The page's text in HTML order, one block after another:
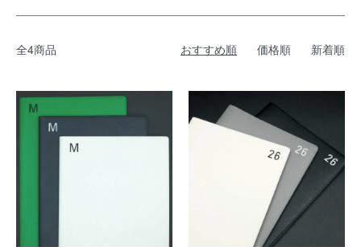
全4商品 おすすめ順 価格順 新着順